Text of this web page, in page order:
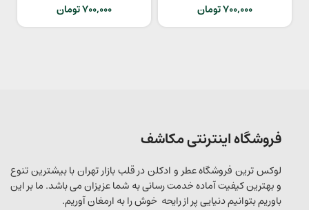
700,000تومان
700,000تومان
فروشگاه اینترنتی مکاشف
لوکس ترین فروشگاه عطر و ادکلن در قلب بازار تهران با بیشترین تنوع
و بهترین کیفیت آماده خدمت رسانی به شما عزیزان می باشد. ما بر این
باوریم بتوانیم دنیایی پر از رایحه خوش را به ارمغان آوریم.